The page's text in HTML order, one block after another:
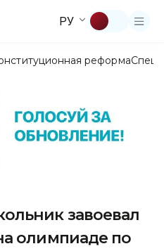
РУ
реформа
завоевал
олимпиаде по